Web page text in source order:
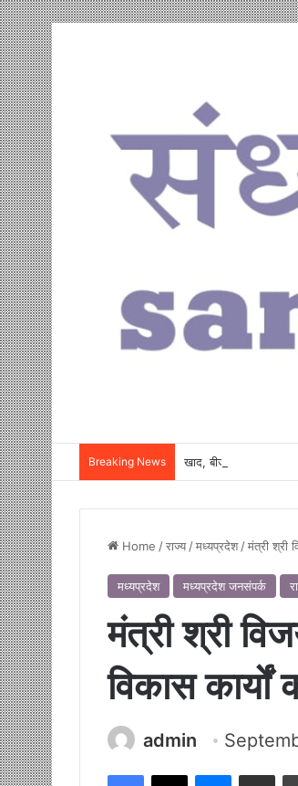
Breaking News
Home /राज्य /मध्यप्रदेश /मंत्री श्री
मध्यप्रदेश मध्यप्रदेश जनसंपर्क
मंत्री श्री
विकास कार्यों
admin
Facebook
X Messenger
Share via